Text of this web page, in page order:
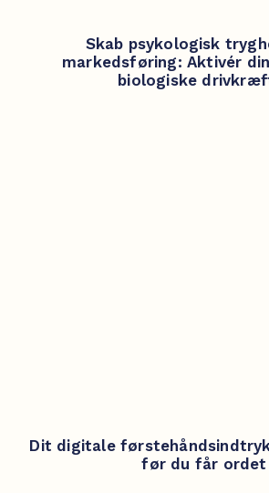
Skab psykologisk
markedsføring: Aktivér
biologiske
Dit digitale
før du får ordet